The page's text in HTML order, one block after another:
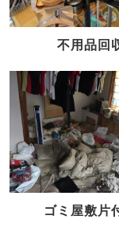
不用品回
ゴミ屋敷片